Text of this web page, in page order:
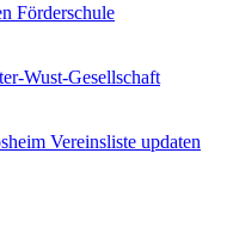
Förderschule
Wust-Gesellschaft
Vereinsliste updaten